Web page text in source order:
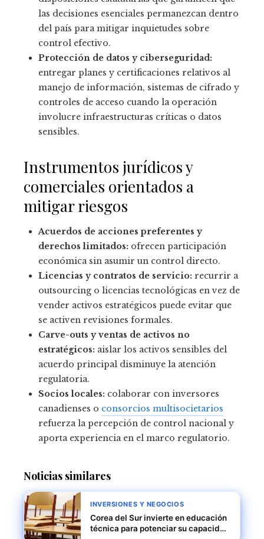
las decisiones esenciales permanezcan dentro
del país para mitigar inquietudes sobre
control efectivo.
Protección de datos y ciberseguridad:
entregar planes y certificaciones relativos al
manejo de información, sistemas de cifrado y
controles de acceso cuando la operación
involucre infraestructuras críticas o datos
sensibles.
Instrumentos jurídicos y
comerciales orientados a
mitigar riesgos
Acuerdos de acciones preferentes y
derechos limitados: ofrecen participación
económica sin asumir un control directo.
Licencias y contratos de servicio: recurrir a
outsourcing o licencias tecnológicas en vez de
vender activos estratégicos puede evitar que
se activen revisiones formales.
Carve-outs y ventas de activos no
estratégicos: aislar los activos sensibles del
acuerdo principal disminuye la atención
regulatoria.
Socios locales: colaborar con inversores
canadienses o consorcios multisocietarios
refuerza la percepción de control nacional y
aporta experiencia en el marco regulatorio.
Noticias similares
INVERSIONES Y NEGOCIOS
Corea del Sur invierte en educación
técnica para potenciar su capacidad